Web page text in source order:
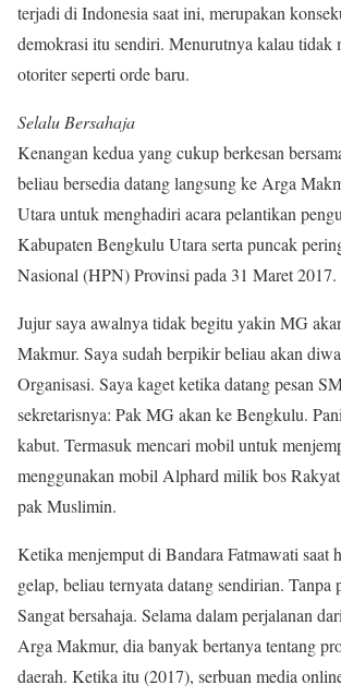
terjadi di Indonesia saat ini, merupakan
demokrasi itu sendiri. Menurutnya kalau tidak
otoriter seperti orde baru.
Selalu Bersahaja
Kenangan kedua yang cukup berkesan
beliau bersedia datang langsung ke Arga
Utara untuk menghadiri acara pelantikan
Kabupaten Bengkulu Utara serta puncak
Nasional (HPN) Provinsi pada 31 Maret 2017.
Jujur saya awalnya tidak begitu yakin MG
Makmur. Saya sudah berpikir beliau akan
Organisasi. Saya kaget ketika datang pesan
sekretarisnya: Pak MG akan ke Bengkulu.
kabut. Termasuk mencari mobil untuk
menggunakan mobil Alphard milik bos
pak Muslimin.
Ketika menjemput di Bandara Fatmawati saat
gelap, beliau ternyata datang sendirian. Tanpa
Sangat bersahaja. Selama dalam perjalanan
Arga Makmur, dia banyak bertanya tentang
daerah. Ketika itu (2017), serbuan media